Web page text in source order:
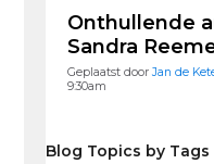
Onthullende
Sandra
Geplaatst doorJan de
9:30am
Blog Topics by Tags